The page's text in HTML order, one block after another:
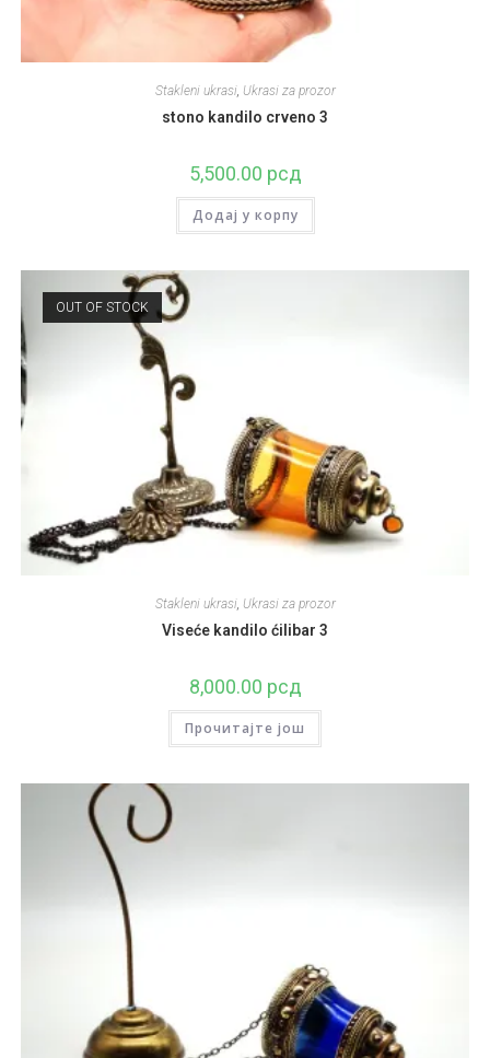
Stakleni ukrasi, Ukrasi za prozor
stono kandilo crveno 3
5,500.00 рсд
Додај у корпу
OUT OF STOCK
Stakleni ukrasi, Ukrasi za prozor
Viseće kandilo ćilibar 3
8,000.00 рсд
Прочитајте још